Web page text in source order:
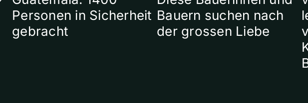
Personen in Sicherheit
gebracht
Bauern suchen nach
der grossen Liebe